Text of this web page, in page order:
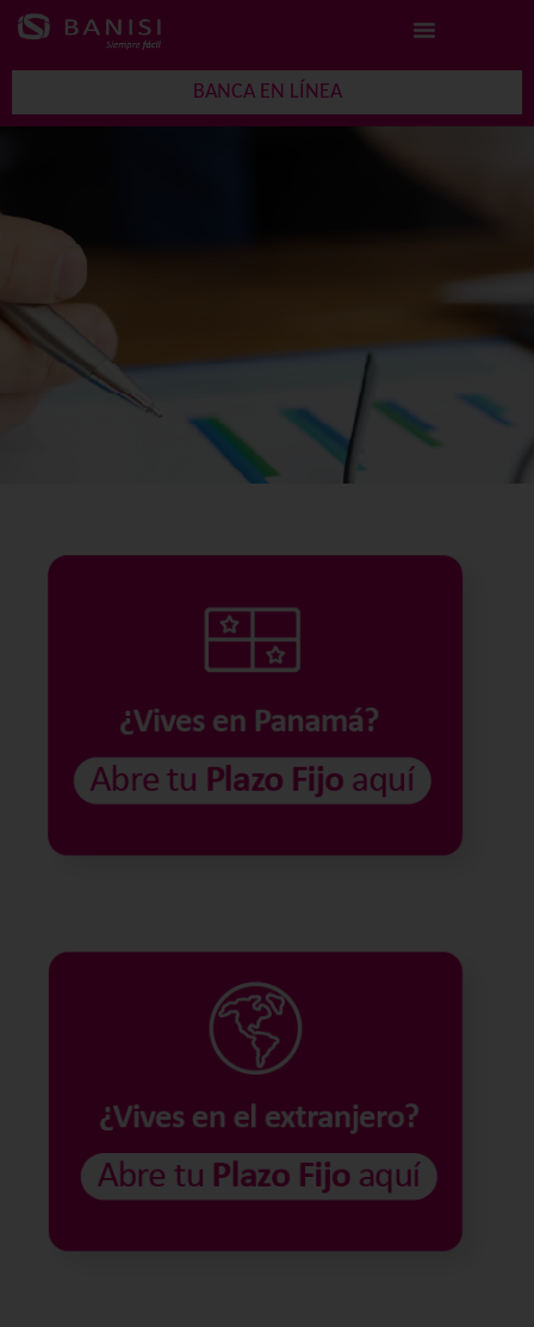
BANCA EN LÍNEA
nosotros!
Ofrecemos tasas de
interés competitivas y
rápida apertura.